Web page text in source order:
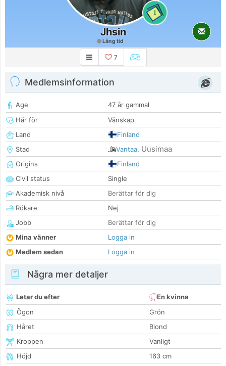
1
Jhsin
Lång tid
7
Medlemsinformation
Age
47 år gammal
Här för
Vänskap
Land
Finland
Stad
Vantaa, Uusimaa
Origins
Finland
Civil status
Single
Akademisk nivå
Berättar för dig
Rökare
Nej
Jobb
Berättar för dig
Mina vänner
Logga in
Medlem sedan
Logga in
Några mer detaljer
Letar du efter
En kvinna
Ögon
Grön
Håret
Blond
Kroppen
Vanligt
Höjd
163 cm